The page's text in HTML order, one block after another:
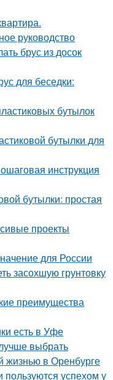
руководство
брус из досок
для беседки:
бутылок
бутылки для
инструкция
бутылки: простая
проекты
для России
засохшую грунтовку
преимущества
есть в Уфе
выбрать
жизнью в Оренбурге
пользуются успехом у